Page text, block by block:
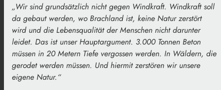
„Wir sind grundsätzlich nicht gegen Windkraft. Windkraft soll
da gebaut werden, wo Brachland ist, keine Natur zerstört
wird und die Lebensqualität der Menschen nicht darunter
leidet. Das ist unser Hauptargument. 3.000 Tonnen Beton
müssen in 20 Metern Tiefe vergossen werden. In Wäldern, die
gerodet werden müssen. Und hiermit zerstören wir unsere
eigene Natur.“